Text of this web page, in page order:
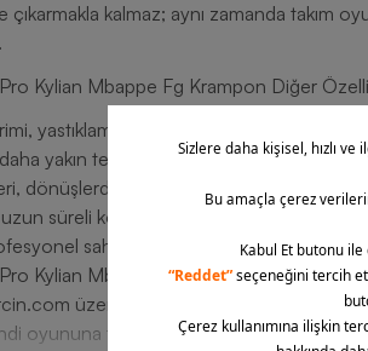
kalmaz; aynı zamanda takım
Kylian Mbappe Fg Krampon Diğer
yastıklama ve itiş gücünü artırır.
yakın temas ve destek sunar.
dönüşlerde denge sağlar.
süreli konfor sunar.
saha koşullarına uygundur.
Kylian Mbappe Fg Krampon gibi
üzerinden Nike futbol ürününü
oyununa taşıyabilirsin.